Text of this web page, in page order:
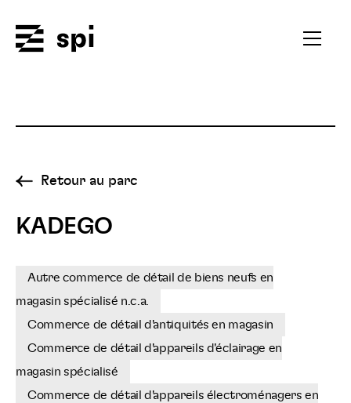
Ouvrir
Retour au parc
KADEGO
Autre commerce de détail de biens neufs en
magasin spécialisé n.c.a.
Commerce de détail d'antiquités en magasin
Commerce de détail d'appareils d'éclairage en
magasin spécialisé
Commerce de détail d'appareils électroménagers en